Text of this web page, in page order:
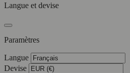
Langue et devise
Paramètres
Langue
Devise